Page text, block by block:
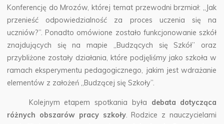
Konferencję do Mrozów, której temat przewodni brzmiał: „Jak
przenieść odpowiedzialność za proces uczenia się na
uczniów?”. Ponadto omówione zostało funkcjonowanie szkół
znajdujących się na mapie „Budzących się Szkół” oraz
przybliżone zostały działania, które podjęliśmy jako szkoła w
ramach eksperymentu pedagogicznego, jakim jest wdrażanie
elementów z założeń „Budzącej się Szkoły”.
Kolejnym etapem spotkania była debata dotycząca
różnych obszarów pracy szkoły. Rodzice z nauczycielami